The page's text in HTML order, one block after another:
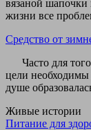
вязаной шапочки
жизни все
Средство от
Часто для
цели необходимы
душе
Живые истории
Питание для